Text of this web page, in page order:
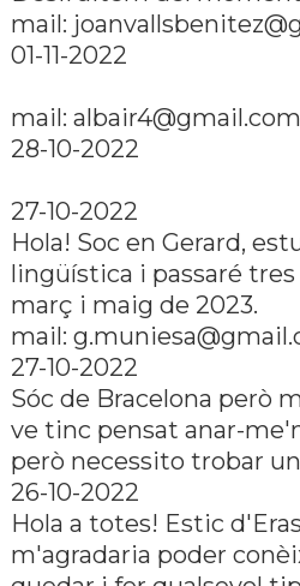
mail:
01-11-2022
mail: albair4@gmail.com
28-10-2022
27-10-2022
Hola! Soc en Gerard,
lingüí­stica i passaré
març i maig de 2023.
mail:
27-10-2022
Sóc de Bracelona però
ve tinc pensat anar-
però necessito trobar
26-10-2022
Hola a totes! Estic
m'agradaria poder